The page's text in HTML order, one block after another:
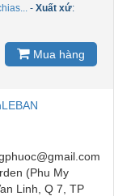
- Xuất xứ:
Mua hàng
(Phu My
Linh, Q 7, TP